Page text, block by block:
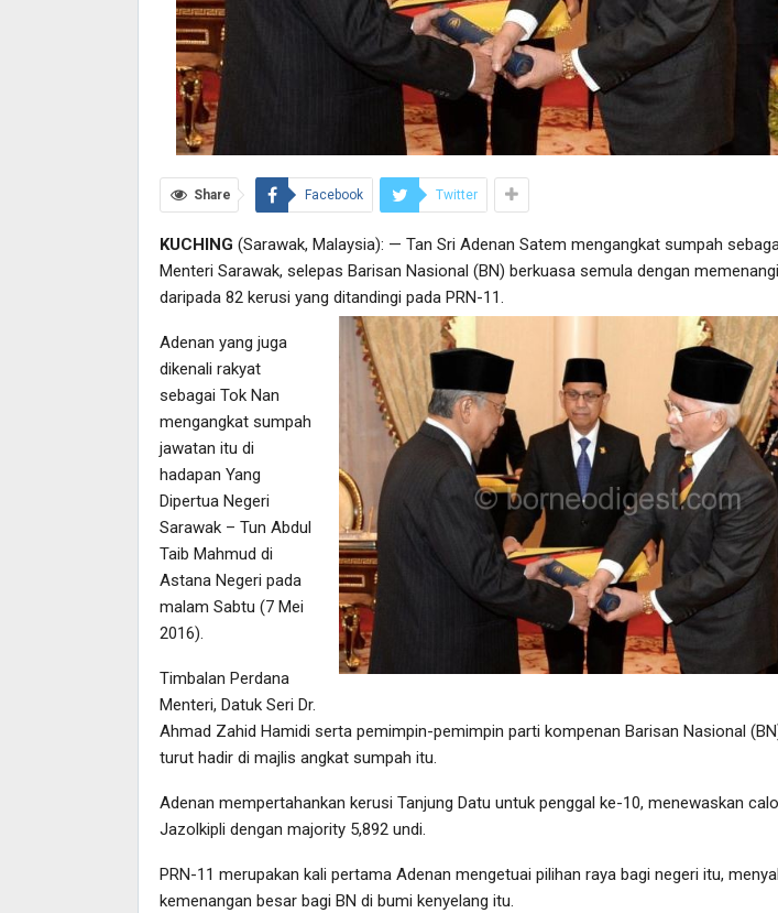
Share Facebook Twitter
KUCHING (Sarawak, Malaysia): — Tan Sri Adenan Satem mengangkat sumpah
Menteri Sarawak, selepas Barisan Nasional (BN) berkuasa semula dengan
daripada 82 kerusi yang ditandingi pada PRN-11.
Adenan yang juga
dikenali rakyat
sebagai Tok Nan
mengangkat sumpah
jawatan itu di
hadapan Yang
Dipertua Negeri
Sarawak – Tun Abdul
Taib Mahmud di
Astana Negeri pada
malam Sabtu (7 Mei
2016).
Timbalan Perdana
Menteri, Datuk Seri Dr.
Ahmad Zahid Hamidi serta pemimpin-pemimpin parti kompenan Barisan Nasional
turut hadir di majlis angkat sumpah itu.
Adenan mempertahankan kerusi Tanjung Datu untuk penggal ke-10, menewaskan
Jazolkipli dengan majority 5,892 undi.
PRN-11 merupakan kali pertama Adenan mengetuai pilihan raya bagi negeri itu,
kemenangan besar bagi BN di bumi kenyelang itu.